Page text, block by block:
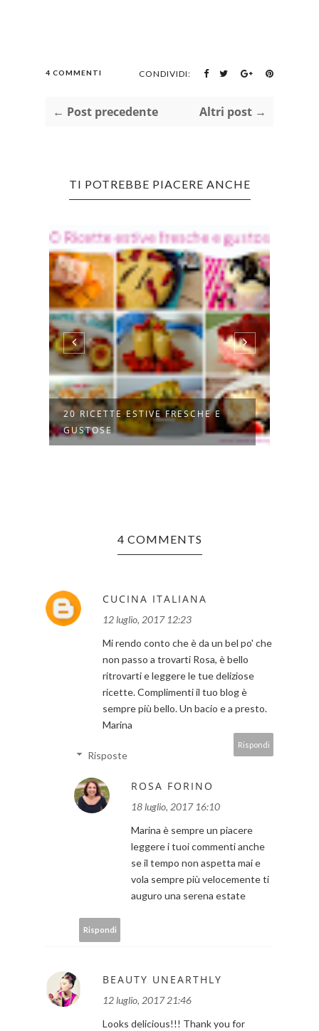
4 COMMENTI CONDIVIDI:
← Post precedente Altri post →
TI POTREBBE PIACERE ANCHE
20 RICETTE ESTIVE FRESCHE E
GUSTOSE
4 COMMENTS
CUCINA ITALIANA
12 luglio, 2017 12:23
Mi rendo conto che è da un bel po' che
non passo a trovarti Rosa, è bello
ritrovarti e leggere le tue deliziose
ricette. Complimenti il tuo blog è
sempre più bello. Un bacio e a presto.
Marina
Rispondi
Risposte
ROSA FORINO
18 luglio, 2017 16:10
Marina è sempre un piacere
leggere i tuoi commenti anche
se il tempo non aspetta mai e
vola sempre più velocemente ti
auguro una serena estate
Rispondi
BEAUTY UNEARTHLY
12 luglio, 2017 21:46
Looks delicious!!! Thank you for